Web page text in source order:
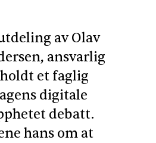
av Olav
ansvarlig
et faglig
digitale
debatt.
hans om at